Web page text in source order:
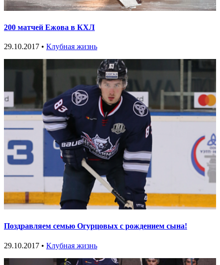
200 матчей Ежова в КХЛ
29.10.2017 • Клубная жизнь
Поздравляем семью Огурцовых с рождением сына!
29.10.2017 • Клубная жизнь